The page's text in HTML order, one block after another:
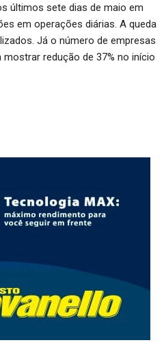
últimos sete dias de maio em
em operações diárias. A queda
Já o número de empresas
redução de 37% no início